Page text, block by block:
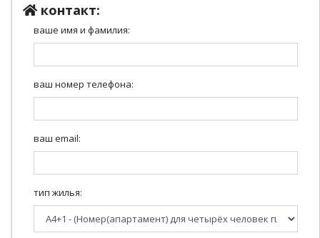
контакт:
ваше имя и фамилия:
ваш номер телефона:
ваш email:
тип жилья: